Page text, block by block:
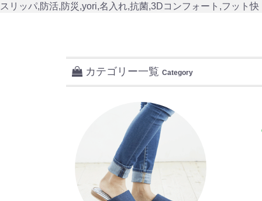
スリッパ,防活,防災,yori,名入れ,抗菌,3Dコンフォート,フット快
カテゴリー一覧 Category